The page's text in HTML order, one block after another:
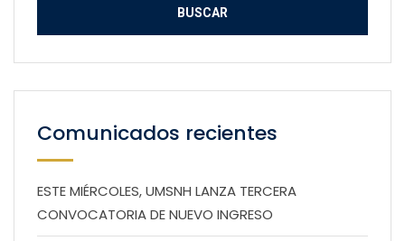
Comunicados recientes
ESTE MIÉRCOLES, UMSNH LANZA TERCERA
CONVOCATORIA DE NUEVO INGRESO